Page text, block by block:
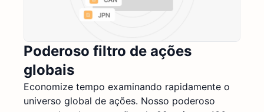
Poderoso filtro de ações
globais
Economize tempo examinando rapidamente o
universo global de ações. Nosso poderoso